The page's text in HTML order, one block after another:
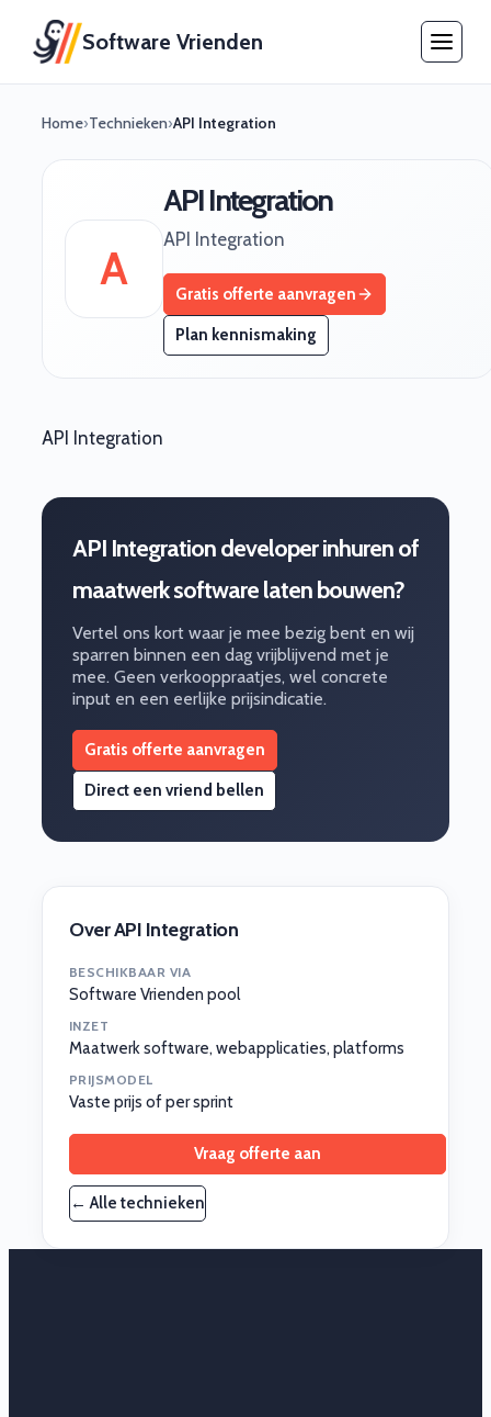
Software Vrienden
Home›Technieken›API Integration
A
API Integration
API Integration
Gratis offerte aanvragen
Plan kennismaking
API Integration
API Integration developer inhuren of
maatwerk software laten bouwen?
Vertel ons kort waar je mee bezig bent en wij
sparren binnen een dag vrijblijvend met je
mee. Geen verkooppraatjes, wel concrete
input en een eerlijke prijsindicatie.
Gratis offerte aanvragen
Direct een vriend bellen
Over API Integration
BESCHIKBAAR VIA
Software Vrienden pool
INZET
Maatwerk software, webapplicaties, platforms
PRIJSMODEL
Vaste prijs of per sprint
Vraag offerte aan
← Alle technieken